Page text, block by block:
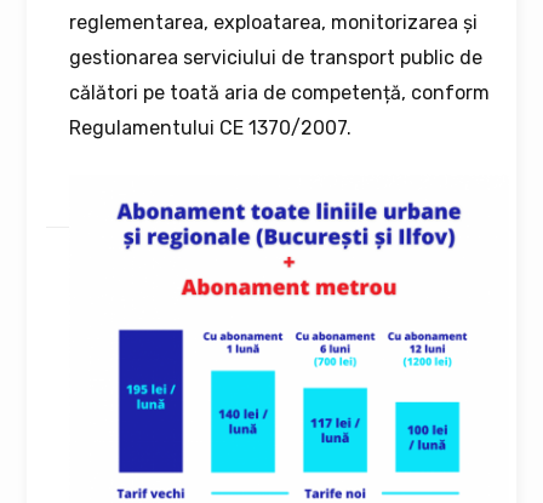
reglementarea, exploatarea, monitorizarea și
gestionarea serviciului de transport public de
călători pe toată aria de competență, conform
Regulamentului CE 1370/2007.